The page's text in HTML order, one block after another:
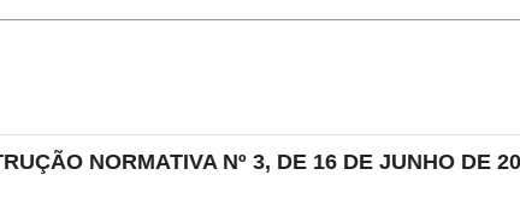
NORMATIVA Nº 3, DE 16 DE JUNHO DE